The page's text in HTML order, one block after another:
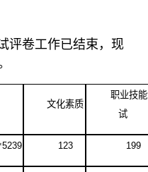
评卷工作已结束，现
文化素质
职业技
试
5239 123 199